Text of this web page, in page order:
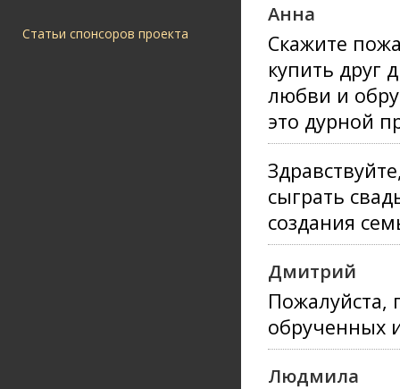
Статьи спонсоров проекта
Анна
Скажите
купить друг
любви и
это дурной
сыграть
создания
Дмитрий
Пожалуйста,
обрученных
Людмила